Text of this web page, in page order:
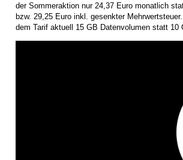
der Sommeraktion nur 24,37 Euro monatlich
bzw. 29,25 Euro inkl. gesenkter
dem Tarif aktuell 15 GB Datenvolumen statt 10